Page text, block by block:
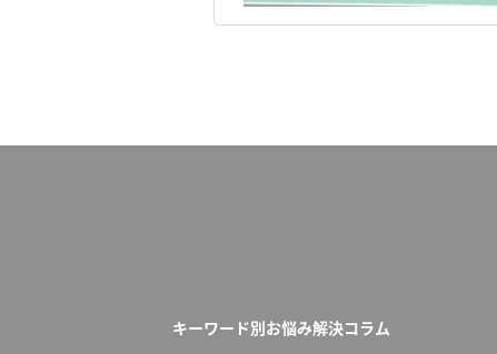
キーワード別お悩み解決コラム